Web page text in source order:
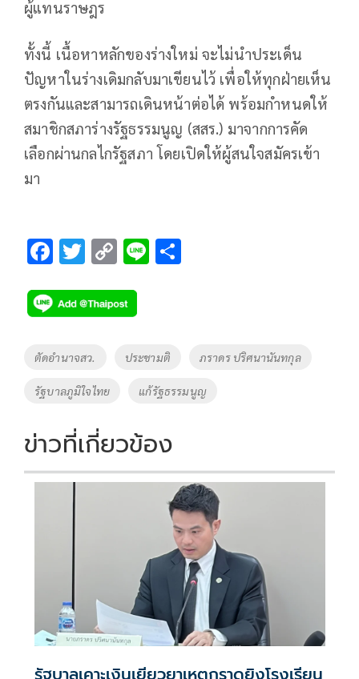
ผู้แทนราษฎร
ทั้งนี้ เนื้อหาหลักของร่างใหม่ จะไม่นำประเด็น
ปัญหาในร่างเดิมกลับมาเขียนไว้ เพื่อให้ทุกฝ่ายเห็น
ตรงกันและสามารถเดินหน้าต่อได้ พร้อมกำหนดให้
สมาชิกสภาร่างรัฐธรรมนูญ (สสร.) มาจากการคัด
เลือกผ่านกลไกรัฐสภา โดยเปิดให้ผู้สนใจสมัครเข้า
มา
F
e
b
o
k
T
tt
er
C
p
y
Li
Li
Tags
ตัดอำนาจสว. ประชามติ ภราดร ปริศนานันทกุล
รัฐบาลภูมิใจไทย แก้รัฐธรรมนูญ
ข่าวที่เกี่ยวข้อง
รัฐบาลเคาะเงินเยียวยาเหตุกราดยิงโรงเรียน